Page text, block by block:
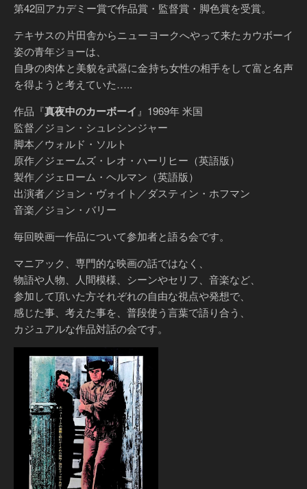
第42回アカデミー賞で作品賞・監督賞・脚色賞を受賞。
テキサスの片田舎からニューヨークへやって来たカウボーイ
姿の青年ジョーは、
自身の肉体と美貌を武器に金持ち女性の相手をして富と名声
を得ようと考えていた…..
作品『真夜中のカーボーイ』1969年 米国
監督／ジョン・シュレシンジャー
脚本／ウォルド・ソルト
原作／ジェームズ・レオ・ハーリヒー（英語版）
製作／ジェローム・ヘルマン（英語版）
出演者／ジョン・ヴォイト／ダスティン・ホフマン
音楽／ジョン・バリー
毎回映画一作品について参加者と語る会です。
マニアック、専門的な映画の話ではなく、
物語や人物、人間模様、シーンやセリフ、音楽など、
参加して頂いた方それぞれの自由な視点や発想で、
感じた事、考えた事を、普段使う言葉で語り合う、
カジュアルな作品対話の会です。